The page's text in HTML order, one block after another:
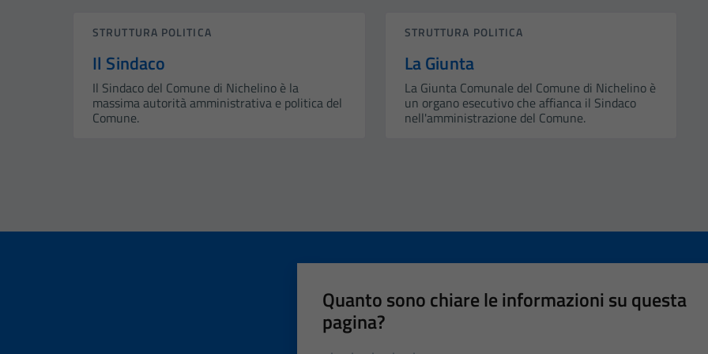
STRUTTURA POLITICA
Il Sindaco
Il Sindaco del Comune di Nichelino è la
massima autorità amministrativa e politica del
Comune.
STRUTTURA POLITICA
La Giunta
La Giunta Comunale del Comune di Nichelino è
un organo esecutivo che affianca il Sindaco
nell'amministrazione del Comune.
Quanto sono chiare le informazioni su questa
pagina?